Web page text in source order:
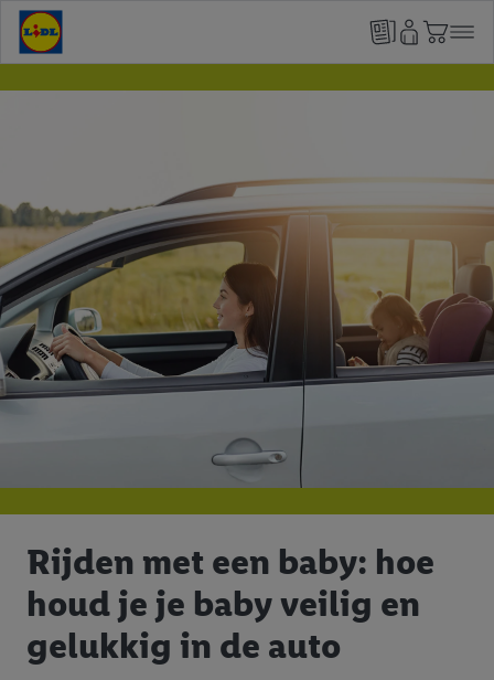
Rijden met een baby: hoe
houd je je baby veilig en
gelukkig in de auto